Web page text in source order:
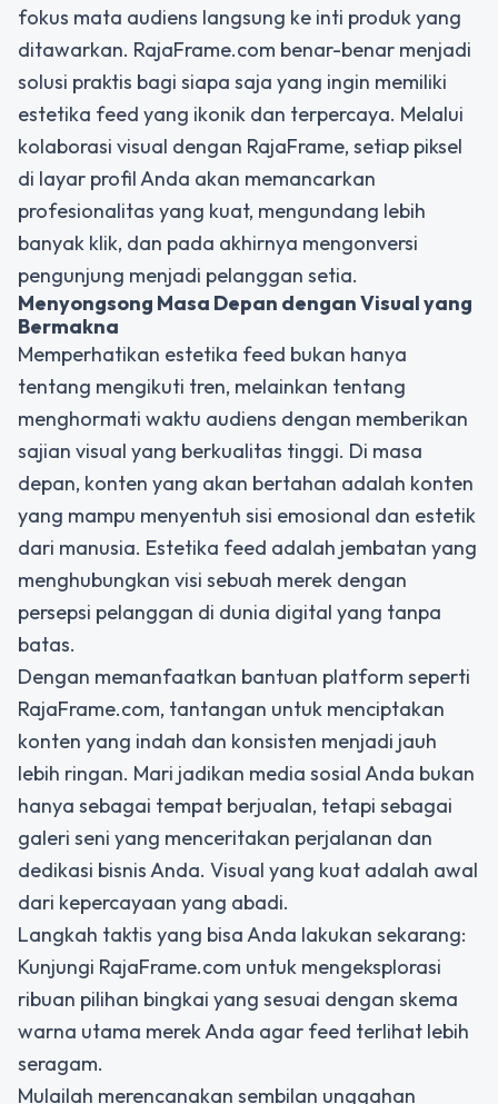
fokus mata audiens langsung ke inti produk yang
ditawarkan. RajaFrame.com benar-benar menjadi
solusi praktis bagi siapa saja yang ingin memiliki
estetika feed yang ikonik dan terpercaya. Melalui
kolaborasi visual dengan RajaFrame, setiap piksel
di layar profil Anda akan memancarkan
profesionalitas yang kuat, mengundang lebih
banyak klik, dan pada akhirnya mengonversi
pengunjung menjadi pelanggan setia.
Menyongsong Masa Depan dengan Visual yang
Bermakna
Memperhatikan estetika feed bukan hanya
tentang mengikuti tren, melainkan tentang
menghormati waktu audiens dengan memberikan
sajian visual yang berkualitas tinggi. Di masa
depan, konten yang akan bertahan adalah konten
yang mampu menyentuh sisi emosional dan estetik
dari manusia. Estetika feed adalah jembatan yang
menghubungkan visi sebuah merek dengan
persepsi pelanggan di dunia digital yang tanpa
batas.
Dengan memanfaatkan bantuan platform seperti
RajaFrame.com, tantangan untuk menciptakan
konten yang indah dan konsisten menjadi jauh
lebih ringan. Mari jadikan media sosial Anda bukan
hanya sebagai tempat berjualan, tetapi sebagai
galeri seni yang menceritakan perjalanan dan
dedikasi bisnis Anda. Visual yang kuat adalah awal
dari kepercayaan yang abadi.
Langkah taktis yang bisa Anda lakukan sekarang:
Kunjungi RajaFrame.com untuk mengeksplorasi
ribuan pilihan bingkai yang sesuai dengan skema
warna utama merek Anda agar feed terlihat lebih
seragam.
Mulailah merencanakan sembilan unggahan